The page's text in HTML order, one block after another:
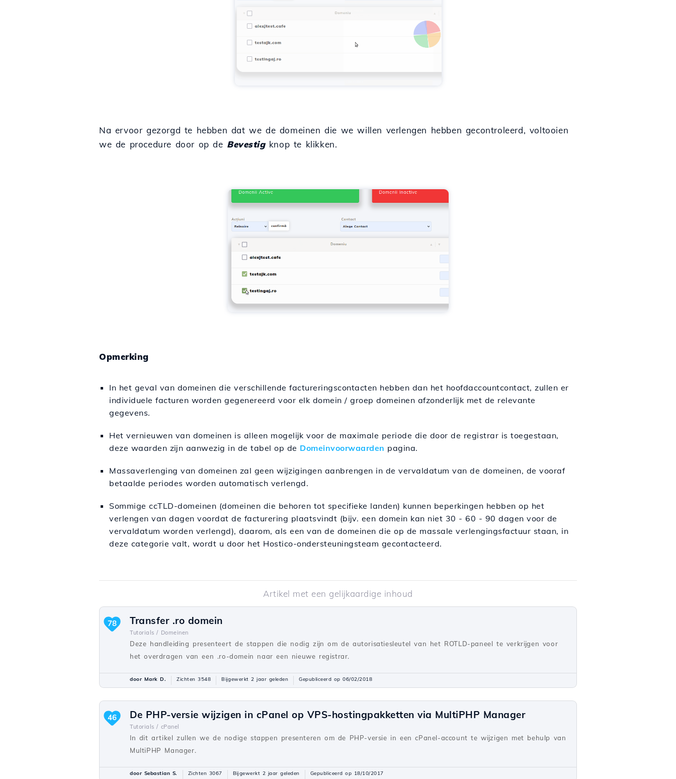
Na ervoor gezorgd te hebben dat we de domeinen die we willen verlengen hebben gecontroleerd, voltooien
we de procedure door op de Bevestigknop te klikken.
Opmerking
In het geval van domeinen die verschillende factureringscontacten hebben dan het hoofdaccountcontact, zullen er
individuele facturen worden gegenereerd voor elk domein / groep domeinen afzonderlijk met de relevante
gegevens.
Het vernieuwen van domeinen is alleen mogelijk voor de maximale periode die door de registrar is toegestaan,
deze waarden zijn aanwezig in de tabel op de Domeinvoorwaarden pagina.
Massaverlenging van domeinen zal geen wijzigingen aanbrengen in de vervaldatum van de domeinen, de vooraf
betaalde periodes worden automatisch verlengd.
Sommige ccTLD-domeinen (domeinen die behoren tot specifieke landen) kunnen beperkingen hebben op het
verlengen van dagen voordat de facturering plaatsvindt (bijv. een domein kan niet 30 - 60 - 90 dagen voor de
vervaldatum worden verlengd), daarom, als een van de domeinen die op de massale verlengingsfactuur staan, in
deze categorie valt, wordt u door het Hostico-ondersteuningsteam gecontacteerd.
Artikel met een gelijkaardige inhoud
Transfer .ro domein
Tutorials / Domeinen
Deze handleiding presenteert de stappen die nodig zijn om de autorisatiesleutel van het ROTLD-paneel te verkrijgen voor
het overdragen van een .ro-domein naar een nieuwe registrar.
78
door Mark D. Zichten 3548 Bijgewerkt 2 jaar geleden Gepubliceerd op 06/02/2018
De PHP-versie wijzigen in cPanel op VPS-hostingpakketten via MultiPHP Manager
Tutorials / cPanel
In dit artikel zullen we de nodige stappen presenteren om de PHP-versie in een cPanel-account te wijzigen met behulp van
MultiPHP Manager.
46
door Sebastian S. Zichten 3067 Bijgewerkt 2 jaar geleden Gepubliceerd op 18/10/2017